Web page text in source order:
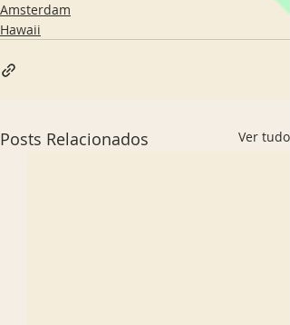
Amsterdam
Hawaii
Posts Relacionados Ver tudo